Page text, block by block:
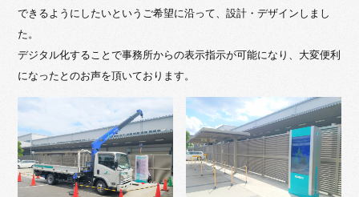
できるようにしたいというご希望に沿って、設計・デザインしまし
た。
デジタル化することで事務所からの表示指示が可能になり、大変便利
になったとのお声を頂いております。